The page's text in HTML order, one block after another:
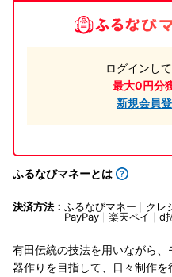
ログインして
最大0円分
新規会員
ふるなびマネーとは
決済方法： ふるなびマネー クレ
PayPay
楽天ペイ d
有田伝統の技法を用いながら
器作りを目指して、日々制作を